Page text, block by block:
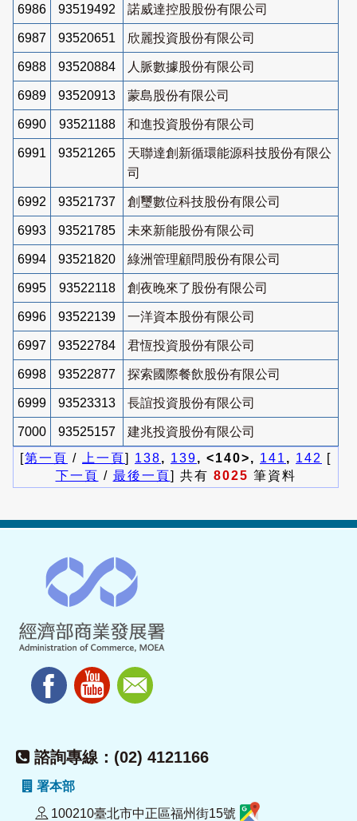
6986 93519492 諾威達控股股份有限公司
6987 93520651 欣麗投資股份有限公司
6988 93520884 人脈數據股份有限公司
6989 93520913 蒙島股份有限公司
6990 93521188 和進投資股份有限公司
6991 93521265
天聯達創新循環能源科技股份有限公
司
6992 93521737 創璽數位科技股份有限公司
6993 93521785 未來新能股份有限公司
6994 93521820 綠洲管理顧問股份有限公司
6995 93522118 創夜晚來了股份有限公司
6996 93522139 一洋資本股份有限公司
6997 93522784 君恆投資股份有限公司
6998 93522877 探索國際餐飲股份有限公司
6999 93523313 長誼投資股份有限公司
7000 93525157
建兆投資股份有限公司
[第一頁 / 上一頁] 138, 139, <140>, 141 , 142
[
下一頁 / 最後一頁] 共有 8025 筆資料
諮詢專線：(02) 4121166
署本部
100210臺北市中正區福州街15號